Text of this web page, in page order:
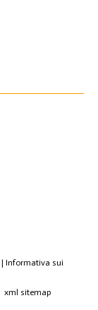
| Informativa sui
xml sitemap